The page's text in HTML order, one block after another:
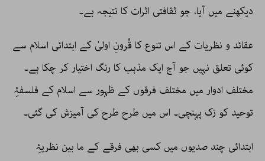
دیکھنے میں آیا، جو ثقافتی اثرات کا نتیجہ ہے۔
عقائد و نظریات کے اس تنوع کا قُرونِ اولیٰ کے ابتدائی اسلام سے
کوئی تعلق نہیں جو آج ایک مذہب کا رنگ اختیار کر چکا ہے۔
مختلف ادوار میں مختلف فرقوں کے ظہور سے اسلام کے فلسفۂِ
توحید کو زک پہنچی۔ اس میں طرح طرح کی آمیزش کی گئی۔
ابتدائی چند صدیوں میں کسی بھی فرقے کے ما بین نظریۂِ